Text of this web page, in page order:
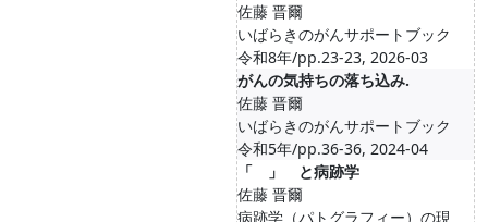
佐藤 晋爾
いばらきのがんサポートブック
令和8年/pp.23-23, 2026-03
がんの気持ちの落ち込み.
佐藤 晋爾
いばらきのがんサポートブック
令和5年/pp.36-36, 2024-04
「 」 と病跡学
佐藤 晋爾
病跡学（パトグラフィー）の現